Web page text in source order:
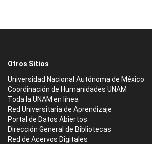
Otros Sitios
Universidad Nacional Autónoma de México
Coordinación de Humanidades UNAM
Toda la UNAM en línea
Red Universitaria de Aprendizaje
Portal de Datos Abiertos
Dirección General de Bibliotecas
Red de Acervos Digitales